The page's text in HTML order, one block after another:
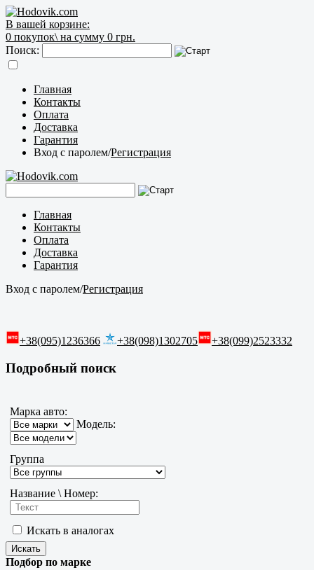
В вашей корзине:
0 покупок\ на сумму 0 грн.
Поиск:
Главная
Контакты
Оплата
Доставка
Гарантия
Вход с паролем/Регистрация
Главная
Контакты
Оплата
Доставка
Гарантия
Вход с паролем/Регистрация
+38(095)1236366 +38(098)1302705 +38(099)2523332
Подробный поиск
Марка авто:
Модель:
Группа
Название \ Номер:
Искать в аналогах
Подбор по марке